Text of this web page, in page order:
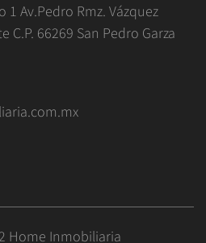
1 Av.Pedro Rmz. Vázquez
C.P. 66269 San Pedro Garza
Home Inmobiliaria